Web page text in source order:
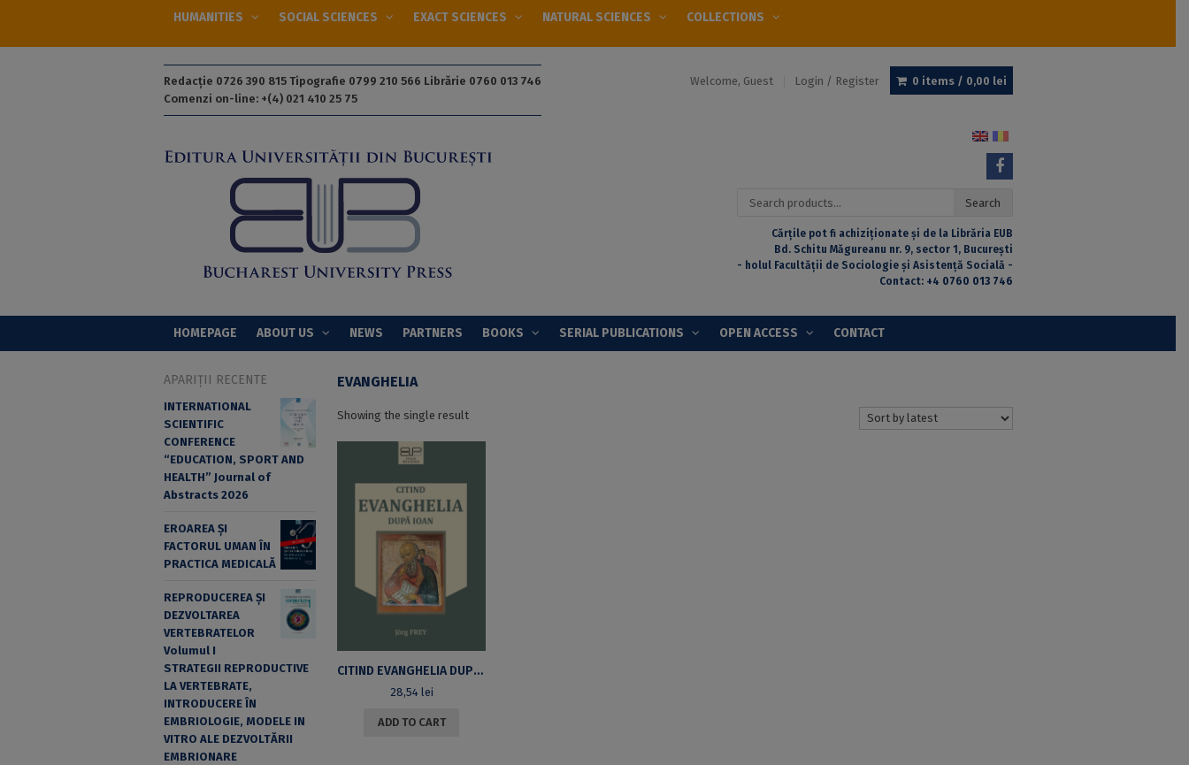
HUMANITIES SOCIAL SCIENCES EXACT SCIENCES NATURAL SCIENCES COLLECTIONS
Redacție 0726 390 815 Tipografie 0799 210 566 Librărie 0760 013 746
Comenzi on-line: +(4) 021 410 25 75
Welcome, Guest Login / Register 0 items / 0,00 lei
Search
Search
Cărțile pot fi achiziționate și de la Librăria EUB
Bd. Schitu Măgureanu nr. 9, sector 1, București
- holul Facultății de Sociologie și Asistență Socială -
Contact: +4 0760 013 746
HOMEPAGE ABOUT US NEWS PARTNERS BOOKS SERIAL PUBLICATIONS OPEN ACCESS CONTACT
EVANGHELIA
Showing the single result
CITIND EVANGHELIA DUPĂ IOAN
28,54 lei
ADD TO CART
APARIȚII RECENTE
INTERNATIONAL
SCIENTIFIC
CONFERENCE
“EDUCATION, SPORT AND
HEALTH” Journal of
Abstracts 2026
EROAREA ȘI
FACTORUL UMAN ÎN
PRACTICA MEDICALĂ
REPRODUCEREA ȘI
DEZVOLTAREA
VERTEBRATELOR
Volumul I
STRATEGII REPRODUCTIVE
LA VERTEBRATE,
INTRODUCERE ÎN
EMBRIOLOGIE, MODELE IN
VITRO ALE DEZVOLTĂRII
EMBRIONARE